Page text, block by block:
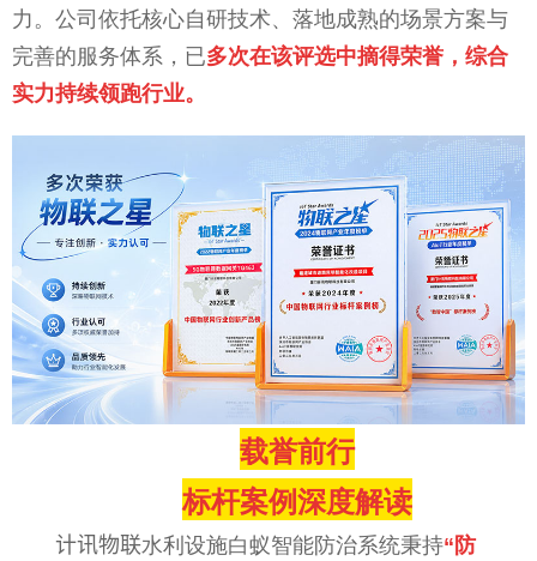
力。公司依托核心自研技术、落地成熟的场景方案与
完善的服务体系，已多次在该评选中摘得荣誉，综合
实力持续领跑行业。
载誉前行
标杆案例深度解读
计讯物联水利设施白蚁智能防治系统秉持“防